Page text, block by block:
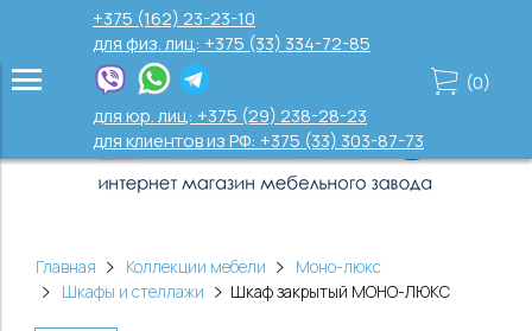
+375 (162) 23-23-10
для физ. лиц: +375 (33) 334-72-85
для юр. лиц: +375 (29) 238-28-23
для клиентов из РФ: +375 (33) 303-87-73
(0)
Главная Коллекции мебели
Моно-люкс
Шкафы и стеллажи
Шкаф закрытый МОНО-ЛЮКС